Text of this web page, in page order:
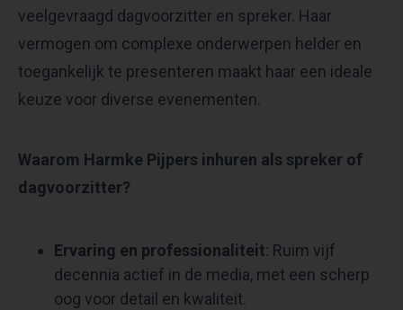
veelgevraagd dagvoorzitter en spreker. Haar
vermogen om complexe onderwerpen helder en
toegankelijk te presenteren maakt haar een ideale
keuze voor diverse evenementen.​
Waarom Harmke Pijpers inhuren als spreker of
dagvoorzitter?
Ervaring en professionaliteit: Ruim vijf
decennia actief in de media, met een scherp
oog voor detail en kwaliteit.​